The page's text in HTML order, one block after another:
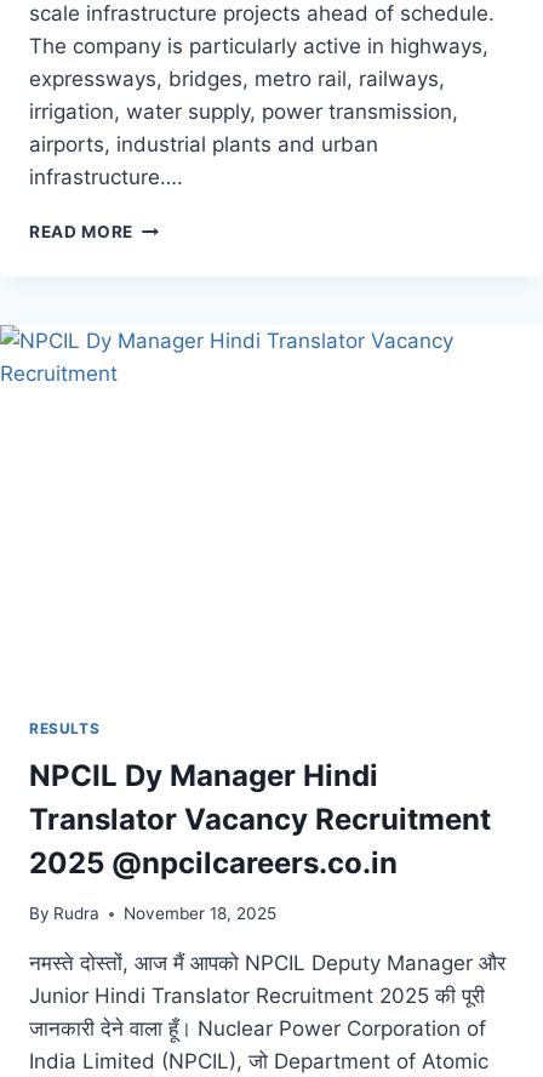
scale infrastructure projects ahead of schedule.
The company is particularly active in highways,
expressways, bridges, metro rail, railways,
irrigation, water supply, power transmission,
airports, industrial plants and urban
infrastructure….
READ MORE
RESULTS
NPCIL Dy Manager Hindi
Translator Vacancy Recruitment
2025 @npcilcareers.co.in
By Rudra November 18, 2025
नमस्ते दोस्तों, आज मैं आपको NPCIL Deputy Manager और
Junior Hindi Translator Recruitment 2025 की पूरी
जानकारी देने वाला हूँ। Nuclear Power Corporation of
India Limited (NPCIL), जो Department of Atomic